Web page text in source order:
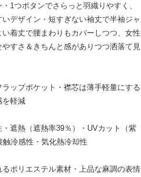
1つボタンでさらっと羽織りやすく、
デザイン・短すぎない袖丈で半袖ジャ
着丈で腰まわりもカバーしつつ、女性
すさ＆きちんと感がありつつ洒落て見
ップポケット・襟芯は薄手軽量にする
を軽減
遮熱（遮熱率39％）・UVカット（紫
冷感性・気化熱冷却性
ポリエステル素材・上品な麻調の表情